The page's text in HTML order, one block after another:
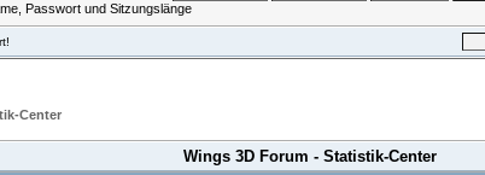
Passwort und Sitzungslänge
Center
Wings 3D Forum - Statistik-Center